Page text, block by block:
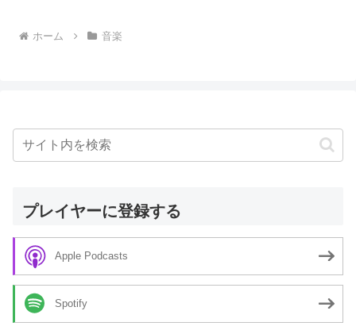
ホーム 音楽
プレイヤーに登録する
Apple Podcasts
Spotify